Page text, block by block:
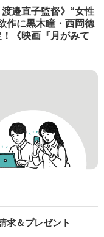
渡邉直子監督》“女性
作に黒木瞳・西岡德
《映画『月がみて
求＆プレゼント